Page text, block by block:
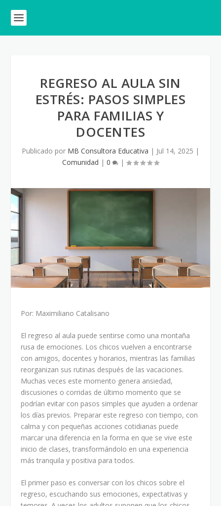
REGRESO AL AULA SIN
ESTRÉS: PASOS SIMPLES
PARA FAMILIAS Y
DOCENTES
Publicado por MB Consultora Educativa | Jul 14, 2025 |
Comunidad | 0 |
Por: Maximiliano Catalisano
El regreso al aula puede sentirse como una montaña
rusa de emociones. Los chicos vuelven a encontrarse
con amigos, docentes y horarios, mientras las familias
reorganizan sus rutinas después de las vacaciones.
Muchas veces este momento genera ansiedad,
discusiones o corridas de último momento que se
podrían evitar con pasos simples que ayuden a ordenar
los días previos. Preparar este regreso con tiempo, con
calma y con pequeñas acciones cotidianas puede
marcar una diferencia en la forma en que se vive este
inicio de clases, transformándolo en una experiencia
más tranquila y positiva para todos.
El primer paso es conversar con los chicos sobre el
regreso, escuchando sus emociones, expectativas y